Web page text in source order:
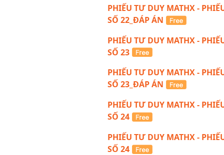
PHIẾU TƯ DUY MATHX -
SỐ 22_ĐÁP ÁN
PHIẾU TƯ DUY MATHX -
SỐ 23
PHIẾU TƯ DUY MATHX -
SỐ 23_ĐÁP ÁN
PHIẾU TƯ DUY MATHX -
SỐ 24
PHIẾU TƯ DUY MATHX -
SỐ 24